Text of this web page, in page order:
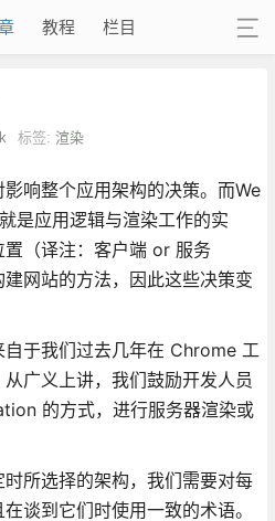
教程 栏目
标签: 渲染
响整个应用架构的决策。而We
是应用逻辑与渲染工作的实
（译注：客户端 or 服务
网站的方法，因此这些决策变
于我们过去几年在 Chrome 工
广义上讲，我们鼓励开发人员
的方式，进行服务器渲染或
所选择的架构，我们需要对每
谈到它们时使用一致的术语。